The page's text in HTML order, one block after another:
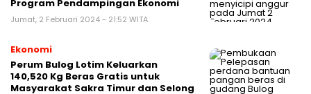
Program Pendampingan Ekonomi
Jumat, 2 Februari 2024 - 21:52 WITA
Ekonomi
Perum Bulog Lotim Keluarkan
140,520 Kg Beras Gratis untuk
Masyarakat Sakra Timur dan Selong